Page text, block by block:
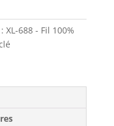
:XL-688 - Fil 100%